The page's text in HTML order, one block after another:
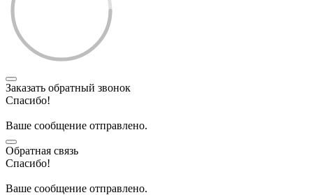
Заказать обратный звонок
Спасибо!
Ваше сообщение отправлено.
Обратная связь
Спасибо!
Ваше сообщение отправлено.